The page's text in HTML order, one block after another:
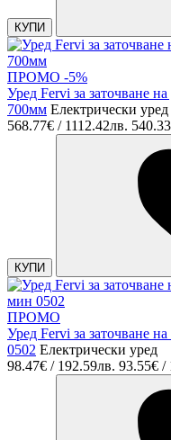
КУПИ
ПРОМО -5%
Уред Fervi за заточване
700мм Електрически
568.77€ / 1112.42лв.
КУПИ
ПРОМО
Уред Fervi за заточване
0502 Електрически уред
98.47€ / 192.59лв. 93.55€ /